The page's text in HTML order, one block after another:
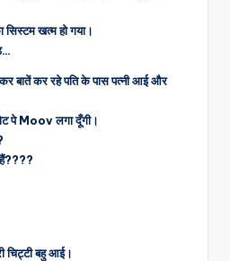
सिस्टम खत्म हो गया।
बातें कर रहे पति के पास पत्नी आई और
पे Moov लगा दूँगी।
हैं????
चिट्टी बहु आई।